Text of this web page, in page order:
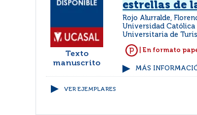
Texto
manuscrito
estrellas de
Rojo Alurralde,
Universidad Católica
Universitaria de
| En formato
MÁS
VER EJEMPLARES